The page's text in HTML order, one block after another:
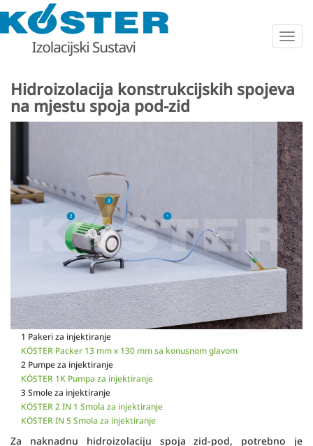
Hidroizolacija konstrukcijskih spojeva
na mjestu spoja pod-zid
1 Pakeri za injektiranje
KÖSTER Packer 13 mm x 130 mm sa konusnom glavom
2 Pumpe za injektiranje
KÖSTER 1K Pumpa za injektiranje
3 Smole za injektiranje
KÖSTER 2 IN 1 Smola za injektiranje
KÖSTER IN 5 Smola za injektiranje
Za naknadnu hidroizolaciju spoja zid-pod, potrebno je